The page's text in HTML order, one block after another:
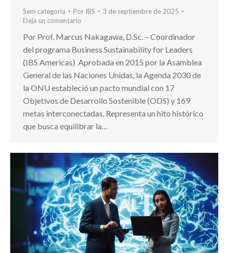
Sem categoria Por IBS
3 de septiembre de 2025
Deja un comentario
Por Prof. Marcus Nakagawa, D.Sc. – Coordinador
del programa Business Sustainability for Leaders
(IBS Americas) Aprobada en 2015 por la Asamblea
General de las Naciones Unidas, la Agenda 2030 de
la ONU estableció un pacto mundial con 17
Objetivos de Desarrollo Sostenible (ODS) y 169
metas interconectadas. Representa un hito histórico
que busca equilibrar la…